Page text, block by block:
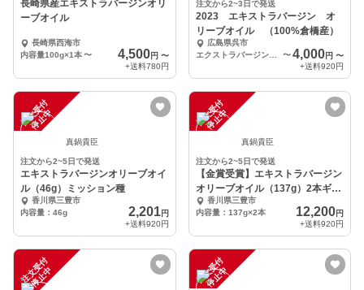
長崎県産エキストラバージンオリ
ーブオイル
長崎県西海市
内容量100g×1本〜 4,500円 〜
+送料780円
注文から2~3日で発送
2023 エキストラバージン オ
リーブオイル （100%倉橋産）
広島県呉市
エクストラバージンオリーブオイル100ｍｌ
〜4,000円 〜
+送料920円
注
文
受
付
停
止
中
真鍋貴臣
注文から2~5日で発送
エキストラバージンオリーブオイ
ル（46g）ミッション種
香川県三豊市
内容量：46g
2,201円
+送料920円
注
文
受
付
停
止
中
真鍋貴臣
注文から2~5日で発送
【金賞受賞】エキストラバージン
オリーブオイル（137g）2本ギフ
トセット
香川県三豊市
内容量：137g×2本
12,200円
+送料920円
注
文
受
付
停
止
中 注
文
受
付
停
止
中